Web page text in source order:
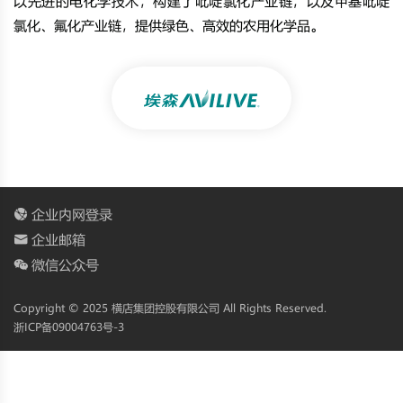
氯化、氟化产业链，提供绿色、高效的农用化学品。
企业内网登录
企业邮箱
微信公众号
Copyright © 2025 横店集团控股有限公司 All Rights Reserved.
浙ICP备09004763号-3